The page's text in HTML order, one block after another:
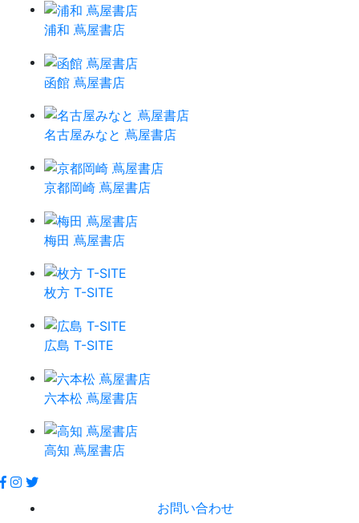
浦和 蔦屋書店
函館 蔦屋書店
名古屋みなと 蔦屋書店
京都岡崎 蔦屋書店
梅田 蔦屋書店
枚方 T-SITE
広島 T-SITE
六本松 蔦屋書店
高知 蔦屋書店
お問い合わせ